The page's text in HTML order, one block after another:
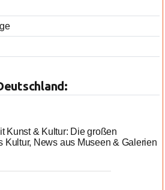
Kunst & Kultur: Die großen
Kultur, News aus Museen & Galerien